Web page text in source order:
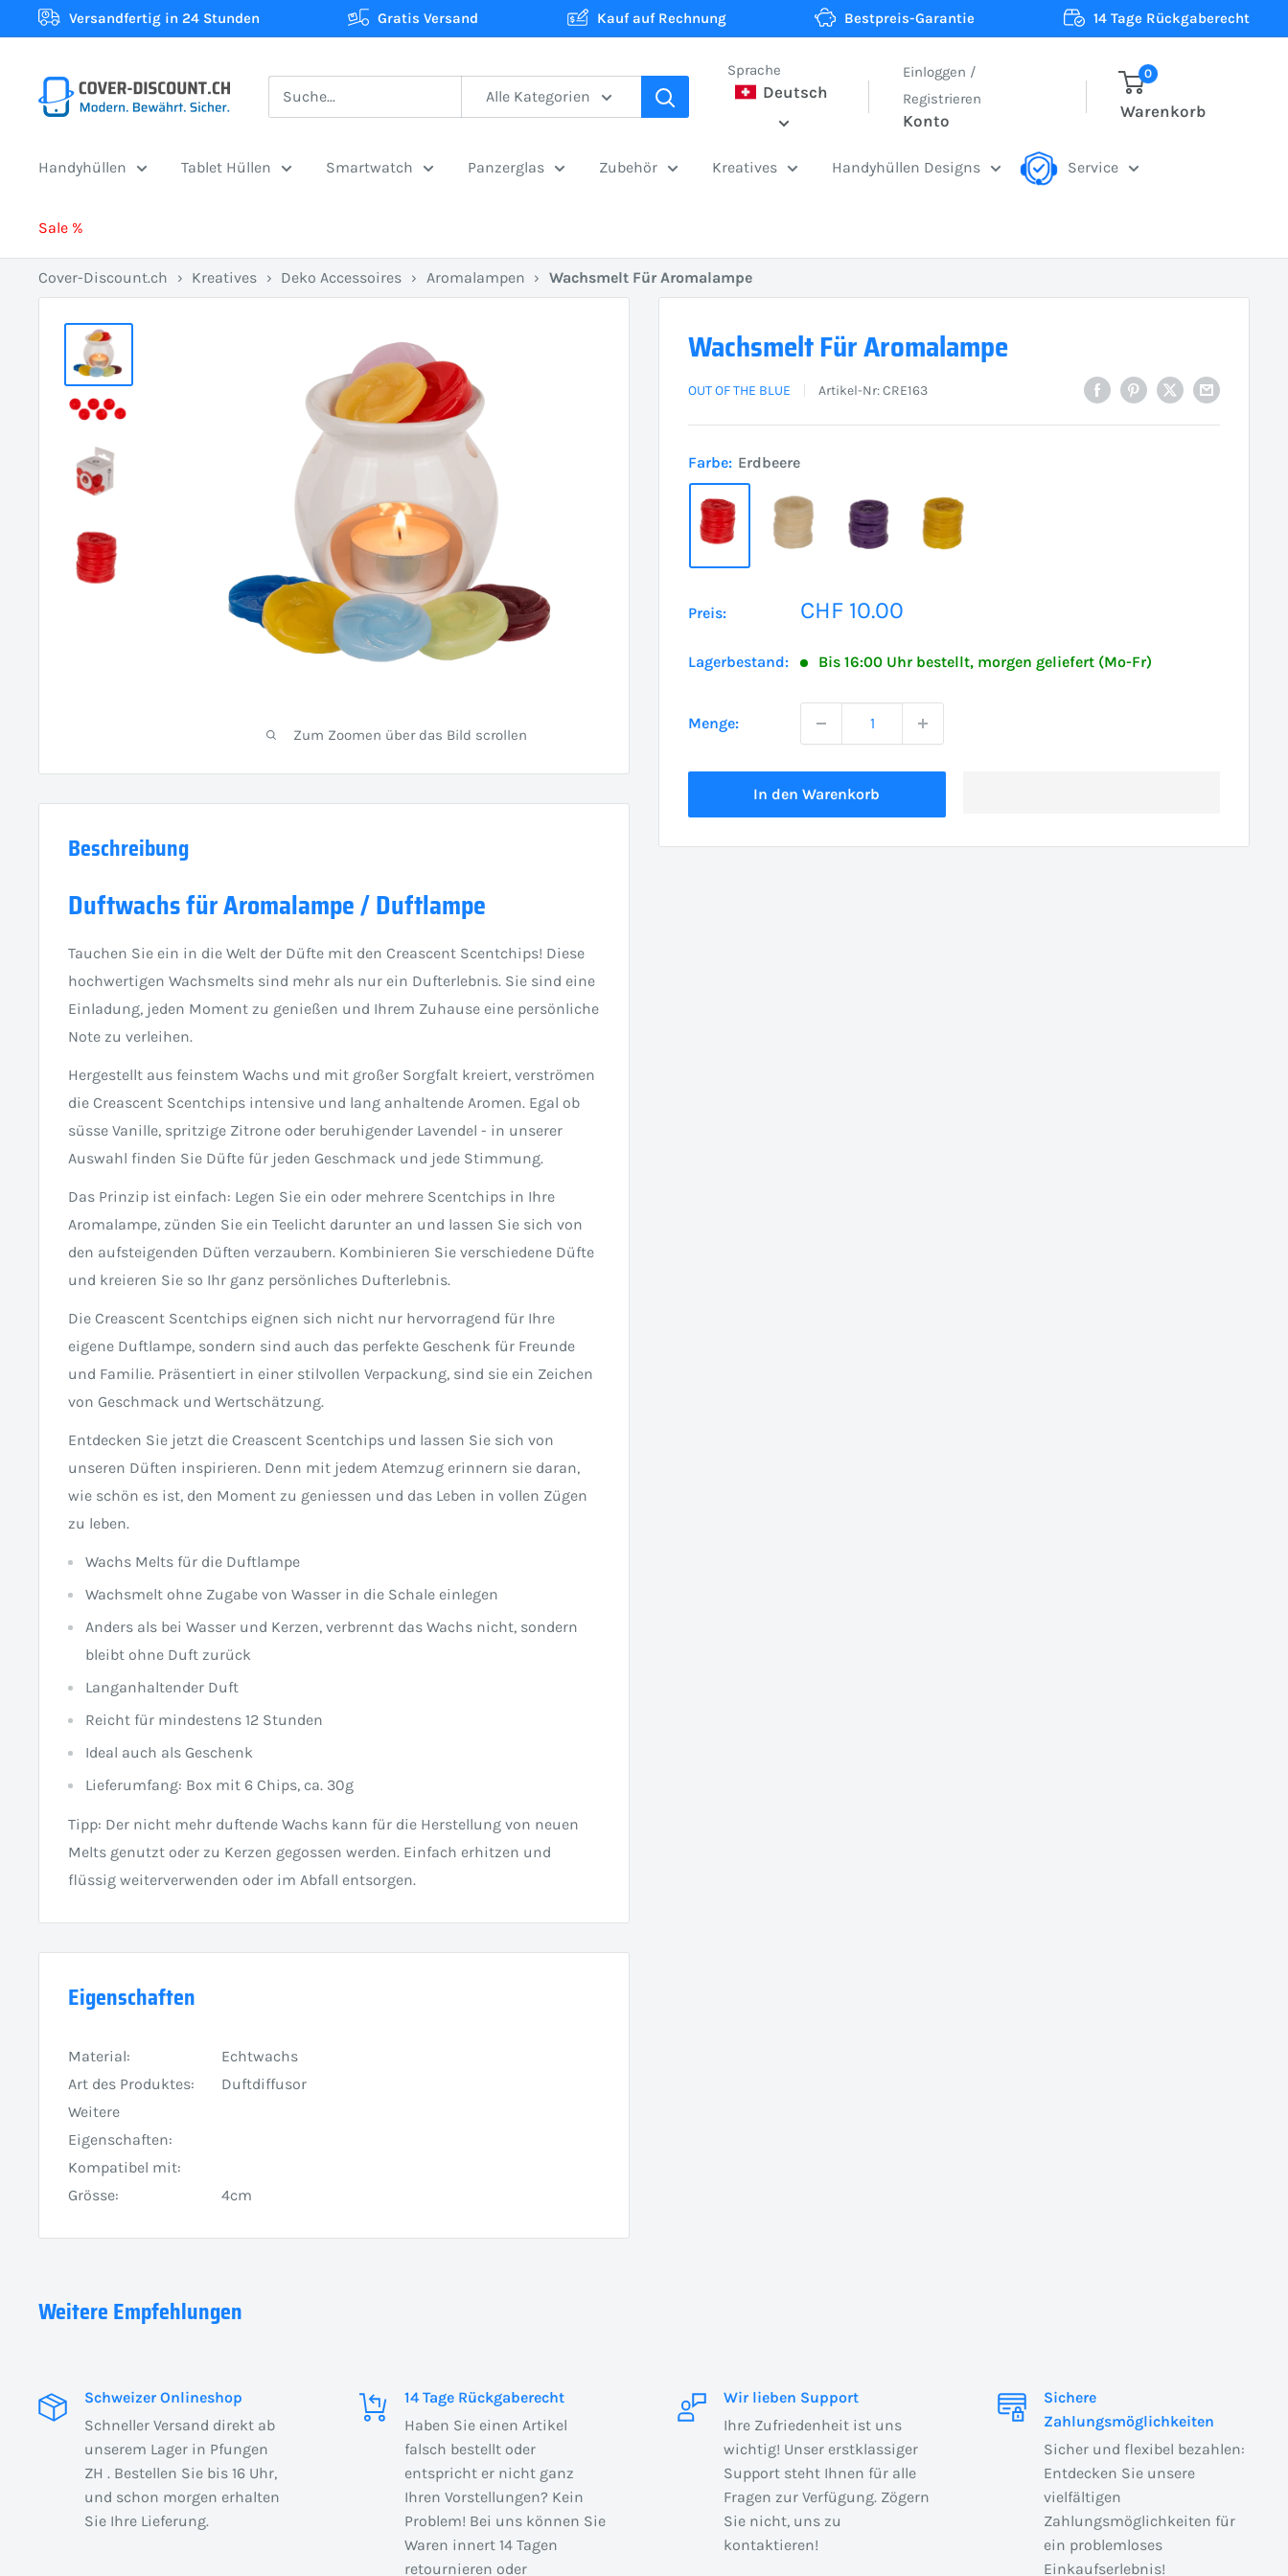
Direkt
zum
Versandfertig in 24 Stunden Gratis Versand Kauf auf Rechnung Bestpreis-Garantie 14 Tage Rückgaberecht
Cover-
Discount.ch:
Onlineshop
der
Schweiz
für
besten
Preis
Alle Kategorien
Sprache
Deutsch
Einloggen /
Registrieren
Konto
0
Warenkorb
Handyhüllen Tablet Hüllen Smartwatch Panzerglas Zubehör Kreatives Handyhüllen Designs
Sale %
Service
Cover-Discount.ch › Kreatives › Deko Accessoires › Aromalampen › Wachsmelt Für Aromalampe
Zum Zoomen über das Bild scrollen
Wachsmelt Für Aromalampe
OUT OF THE BLUE Artikel-Nr:CRE163
Farbe: Erdbeere
Preis: Sonderpreis
CHF 10.00
Lagerbestand: Bis 16:00 Uhr bestellt, morgen geliefert (Mo-Fr)
Menge:
In den Warenkorb
Beschreibung
Duftwachs für Aromalampe / Duftlampe
Tauchen Sie ein in die Welt der Düfte mit den Creascent Scentchips! Diese
hochwertigen Wachsmelts sind mehr als nur ein Dufterlebnis. Sie sind eine
Einladung, jeden Moment zu genießen und Ihrem Zuhause eine persönliche
Note zu verleihen.
Hergestellt aus feinstem Wachs und mit großer Sorgfalt kreiert, verströmen
die Creascent Scentchips intensive und lang anhaltende Aromen. Egal ob
süsse Vanille, spritzige Zitrone oder beruhigender Lavendel - in unserer
Auswahl finden Sie Düfte für jeden Geschmack und jede Stimmung.
Das Prinzip ist einfach: Legen Sie ein oder mehrere Scentchips in Ihre
Aromalampe, zünden Sie ein Teelicht darunter an und lassen Sie sich von
den aufsteigenden Düften verzaubern. Kombinieren Sie verschiedene Düfte
und kreieren Sie so Ihr ganz persönliches Dufterlebnis.
Die Creascent Scentchips eignen sich nicht nur hervorragend für Ihre
eigene Duftlampe, sondern sind auch das perfekte Geschenk für Freunde
und Familie. Präsentiert in einer stilvollen Verpackung, sind sie ein Zeichen
von Geschmack und Wertschätzung.
Entdecken Sie jetzt die Creascent Scentchips und lassen Sie sich von
unseren Düften inspirieren. Denn mit jedem Atemzug erinnern sie daran,
wie schön es ist, den Moment zu geniessen und das Leben in vollen Zügen
zu leben.
Wachs Melts für die Duftlampe
Wachsmelt ohne Zugabe von Wasser in die Schale einlegen
Anders als bei Wasser und Kerzen, verbrennt das Wachs nicht, sondern
bleibt ohne Duft zurück
Langanhaltender Duft
Reicht für mindestens 12 Stunden
Ideal auch als Geschenk
Lieferumfang: Box mit 6 Chips, ca. 30g
Tipp: Der nicht mehr duftende Wachs kann für die Herstellung von neuen
Melts genutzt oder zu Kerzen gegossen werden. Einfach erhitzen und
flüssig weiterverwenden oder im Abfall entsorgen.
Eigenschaften
Material:
Echtwachs
Art des Produktes:
Duftdiffusor
Weitere
Eigenschaften:
Kompatibel mit:
Grösse:
4cm
Weitere Empfehlungen
Schweizer Onlineshop
Schneller Versand direkt ab
unserem Lager in Pfungen
ZH . Bestellen Sie bis 16 Uhr,
und schon morgen erhalten
Sie Ihre Lieferung.
14 Tage Rückgaberecht
Haben Sie einen Artikel
falsch bestellt oder
entspricht er nicht ganz
Ihren Vorstellungen? Kein
Problem! Bei uns können Sie
Waren innert 14 Tagen
retournieren oder
Wir lieben Support
Ihre Zufriedenheit ist uns
wichtig! Unser erstklassiger
Support steht Ihnen für alle
Fragen zur Verfügung. Zögern
Sie nicht, uns zu
kontaktieren!
Sichere
Zahlungsmöglichkeiten
Sicher und flexibel bezahlen:
Entdecken Sie unsere
vielfältigen
Zahlungsmöglichkeiten für
ein problemloses
Einkaufserlebnis!